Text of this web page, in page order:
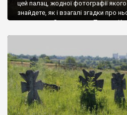
цей палац, жодної фотографії
знайдете, як і взагалі згадки про
мешканець Самгородка. Палац у